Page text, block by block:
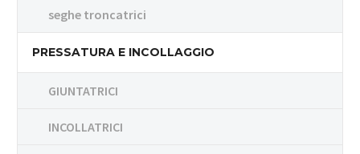
seghe troncatrici
PRESSATURA E INCOLLAGGIO
GIUNTATRICI
INCOLLATRICI